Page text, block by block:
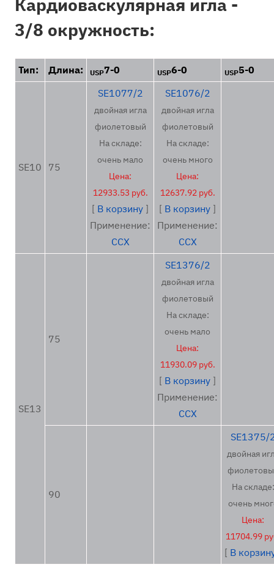
Кардиоваскулярная игла -
3/8 окружность:
Тип: Длина: USP7-0 USP6-0 USP5-0
SE10 75
SE1077/2
двойная игла
фиолетовый
На складе:
очень мало
Цена:
12933.53 руб.
[ В корзину ]
Применение:
ССХ
SE1076/2
двойная игла
фиолетовый
На складе:
очень много
Цена:
12637.92 руб.
[ В корзину ]
Применение:
ССХ
SE13
75
SE1376/2
двойная игла
фиолетовый
На складе:
очень мало
Цена:
11930.09 руб.
[ В корзину ]
Применение:
ССХ
90
SE1375/
двойная
На складе:
очень
Цена:
11704.99
[ В